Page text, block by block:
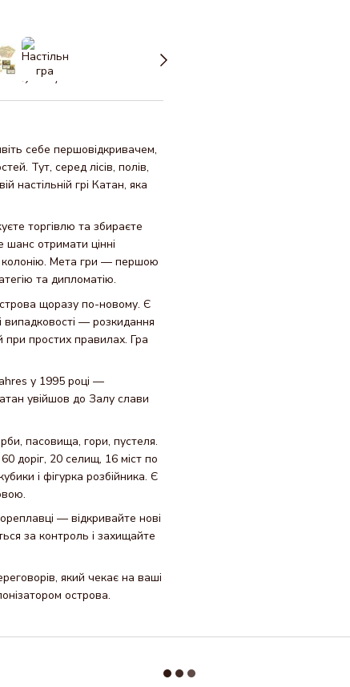
себе першовідкривачем,
Тут, серед лісів, полів,
настільній грі Катан, яка
торгівлю та збираєте
отримати цінні
колонію. Мета гри — першою
та дипломатію.
щоразу по-новому. Є
випадковості — розкидання
при простих правилах. Гра
у 1995 році —
увійшов до Залу слави
пасовища, гори, пустеля.
доріг, 20 селищ, 16 міст по
і фігурка розбійника. Є
— відкривайте нові
за контроль і захищайте
який чекає на ваші
острова.